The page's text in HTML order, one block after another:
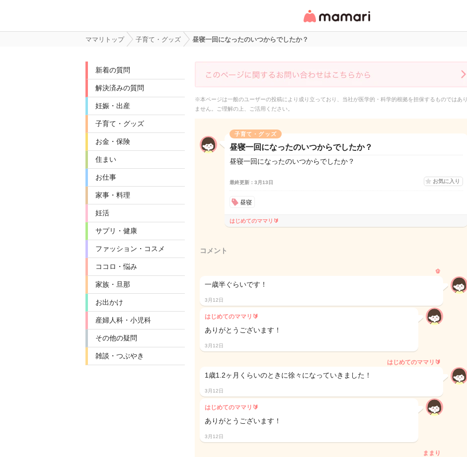
リ・情報サイト
ママリトップ 子育て・グッズ 昼寝一回になったのいつからでしたか？
新着の質問
解決済みの質問
妊娠・出産
子育て・グッズ
お金・保険
住まい
お仕事
家事・料理
妊活
サプリ・健康
ファッション・コスメ
ココロ・悩み
家族・旦那
お出かけ
産婦人科・小児科
その他の疑問
雑談・つぶやき
※本ページは一般のユーザーの投稿により成り立っており、当社が医学的・科学的根拠を担保するものではあり
ません。ご理解の上、ご活用ください。
子育て・グッズ
昼寝一回になったのいつからでしたか？
昼寝一回になったのいつからでしたか？
最終更新：3月13日 お気に入り
昼寝
はじめてのママリ🔰
コメント
🫑
一歳半ぐらいです！
3月12日
はじめてのママリ🔰
ありがとうございます！
3月12日
はじめてのママリ🔰
1歳1.2ヶ月くらいのときに徐々になっていきました！
3月12日
はじめてのママリ🔰
ありがとうございます！
3月12日
ままり